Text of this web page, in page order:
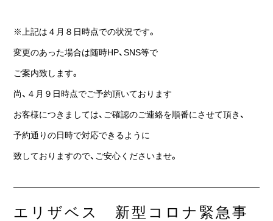
※上記は４月８日時点での状況です。
変更のあった場合は随時HP、SNS等で
ご案内致します。
尚、４月９日時点でご予約頂いております
お客様につきましては、ご確認のご連絡を順番にさせて頂き、
予約通りの日時で対応できるように
致しておりますので、ご安心くださいませ。
エリザベス 新型コロナ緊急事